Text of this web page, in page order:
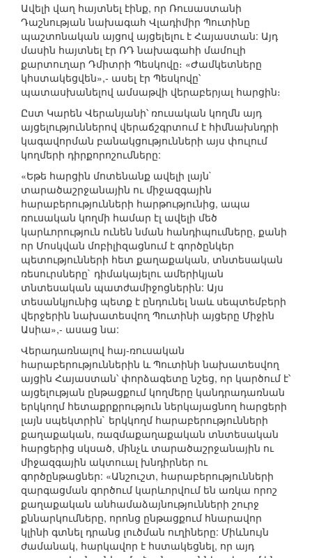
Ավելի վաղ հայտնել էինք, որ Ռուսաստանի
Դաշնության նախագահ Վլադիմիր Պուտինը
պաշտոնական այցով այցելելու է Հայաստան: Այդ
մասին հայտնել էր ՌԴ նախագահի մամուլի
քարտուղար Դմիտրի Պեսկովը։ «Ժամկետները
կհստակեցվեն»,- ասել էր Պեսկովը՝
պատասխանելով ամսաթվի վերաբերյալ հարցին։
Ըստ Կարեն Վերանյանի՝ ռուսական կողմն այդ
այցելություններով վերաճշգրտում է հիմնախնդրի
կագավորման բանակցությունների այս փուլում
կողմերի դիրքորոշումները:
«Եթե հարցին մոտենանք ավելի լայն`
տարածաշրջանային ու միջազգային
հարաբերությունների հարթությունից, ապա
ռուսական կողմի համար էլ ավելի մեծ
կարևորություն ունեն նման հանդիպումները, քանի
որ Մոսկվան մոբիլիզացնում է գործընկեր
պետությունների հետ քաղաքական, տնտեսական
ռեսուրսները` դիմակայելու ամերիկյան
տնտեսական պատժամիջոցներին: Այս
տեսանկյունից պետք է ընդունել նաև սեպտեմբերի
վերջերին նախատեսվող Պուտինի այցերը Միջին
Ասիա»,- ասաց նա:
Վերադառնալով հայ-ռուսական
հարաբերություններին և Պուտինի նախատեսվող
այցին Հայաստան՝ փորձագետը նշեց, որ կարծում է՝
այցելության ընթացքում կողմերը կանդրադառնան
երկկողմ հետաքրքրություն ներկայացնող հարցերի
լայն սպեկտրին` երկկողմ հարաբերությունների
քաղաքական, ռազմաքաղաքական տնտեսական
հարցերից սկսած, մինչև տարածաշրջանային ու
միջազգային ակտուալ խնդիրներ ու
գործընթացներ: «Անշուշտ, հարաբերությունների
զարգացման գործում կարևորվում են առկա որոշ
քաղաքական անհամաձայնությունների շուրջ
քննարկումները, որոնց ընթացքում հնարավոր
կլինի գտնել դրանց լուծման ուղիները: Միևնույն
ժամանակ, հարկավոր է հստակեցնել, որ այդ